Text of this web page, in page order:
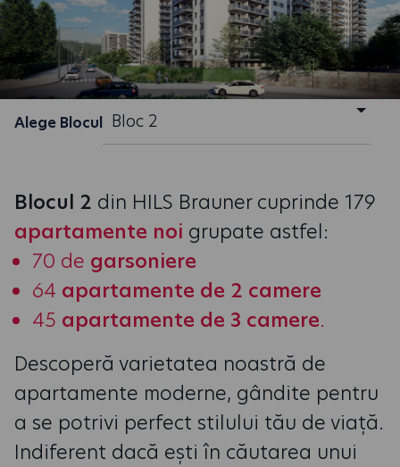
Alege Blocul Bloc 2
Blocul 2 din HILS Brauner cuprinde 179
apartamente noi grupate astfel:
70 de garsoniere
64 apartamente de 2 camere
45 apartamente de 3 camere.
Descoperă varietatea noastră de
apartamente moderne, gândite pentru
a se potrivi perfect stilului tău de viață.
Indiferent dacă ești în căutarea unui